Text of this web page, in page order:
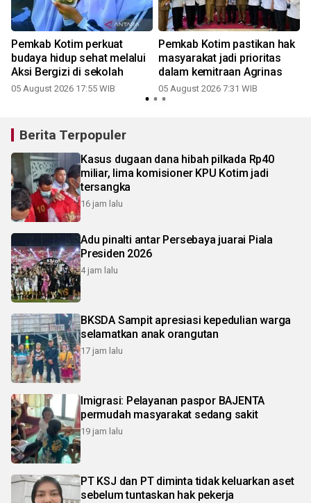
Pemkab Kotim perkuat
budaya hidup sehat melalui
Aksi Bergizi di sekolah
05 August 2026 17:55 WIB
Pemkab Kotim pastikan hak
masyarakat jadi prioritas
dalam kemitraan Agrinas
05 August 2026 7:31 WIB
Berita Terpopuler
Kasus dugaan dana hibah pilkada Rp40
miliar, lima komisioner KPU Kotim jadi
tersangka
16 jam lalu
Adu pinalti antar Persebaya juarai Piala
Presiden 2026
4 jam lalu
BKSDA Sampit apresiasi kepedulian warga
selamatkan anak orangutan
17 jam lalu
Imigrasi: Pelayanan paspor BAJENTA
permudah masyarakat sedang sakit
19 jam lalu
PT KSJ dan PT diminta tidak keluarkan aset
sebelum tuntaskan hak pekerja